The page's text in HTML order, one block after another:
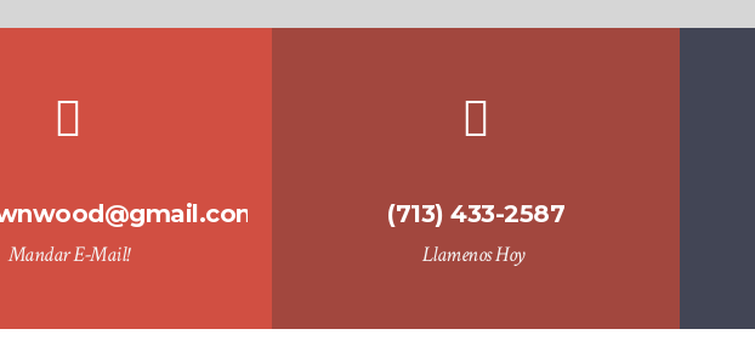
Mandar E-Mail!
(713) 433-2587
Llamenos Hoy